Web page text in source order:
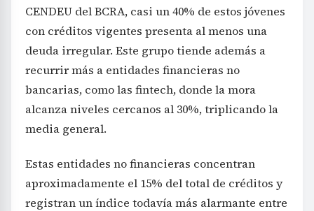
CENDEU del BCRA, casi un 40% de estos jóvenes
con créditos vigentes presenta al menos una
deuda irregular. Este grupo tiende además a
recurrir más a entidades financieras no
bancarias, como las fintech, donde la mora
alcanza niveles cercanos al 30%, triplicando la
media general.
Estas entidades no financieras concentran
aproximadamente el 15% del total de créditos y
registran un índice todavía más alarmante entre